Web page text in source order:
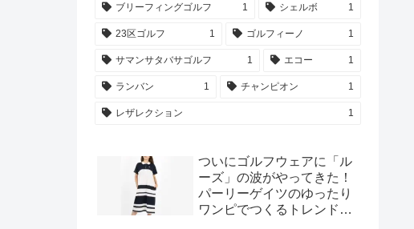
ブリーフィングゴルフ 1 シェルボ 1
23区ゴルフ 1 ゴルフィーノ 1
サマンサタバサゴルフ 1 エコー 1
ランバン 1 チャンピオン 1
レザレクション 1
ついにゴルフウェアに「ル
ーズ」の波がやってきた！
パーリーゲイツのゆったり
ワンピでつくるトレンドカ